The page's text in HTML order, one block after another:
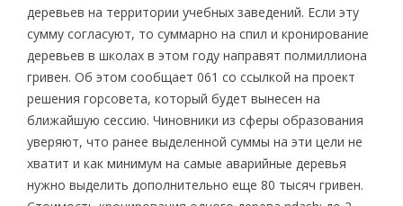
деревьев на территории учебных заведений. Если эту
сумму согласуют, то суммарно на спил и кронирование
деревьев в школах в этом году направят полмиллиона
гривен. Об этом сообщает 061 со ссылкой на проект
решения горсовета, который будет вынесен на
ближайшую сессию. Чиновники из сферы образования
уверяют, что ранее выделенной суммы на эти цели не
хватит и как минимум на самые аварийные деревья
нужно выделить дополнительно еще 80 тысяч гривен.